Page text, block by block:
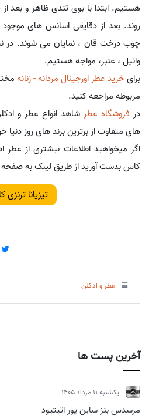
آخرین پست ها
يكشنبه 11 مرداد 1405
مرسدس بنز ساین یور اتیتیود
روند. بعد از دقایقی اسانس های
چوب درخت قان ، نمایان می شوند. در
وانیل ، عنبر، مواجه هستیم.
برایخرید عطر اورجینال مردانه - زنانه
مربوطه مراجعه کنید.
در فروشگاه عطر شاهد انواع عطر و
های متفاوت از برترین برند های روز دنیا
اگر میخواهید اطلاعات بیشتری از عطر
کاس بدست آورید از طریق لینک به
تیزیانا
عطر و ادکلن